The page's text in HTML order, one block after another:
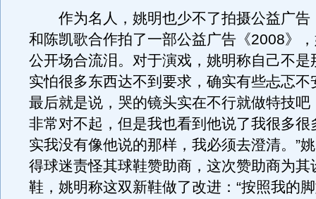
作为名人，姚明也少不了拍摄公益广告
和陈凯歌合作拍了一部公益广告《2008》
公开场合流泪。对于演戏，姚明称自己不是
实怕很多东西达不到要求，确实有些忐忑不
最后就是说，哭的镜头实在不行就做特技吧
非常对不起，但是我也看到他说了我很多很
实我没有像他说的那样，我必须去澄清。”
得球迷责怪其球鞋赞助商，这次赞助商为其
鞋，姚明称这双新鞋做了改进：“按照我的